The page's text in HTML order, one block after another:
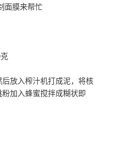
面膜来帮忙
放入榨汁机打成泥，将核
加入蜂蜜搅拌成糊状即